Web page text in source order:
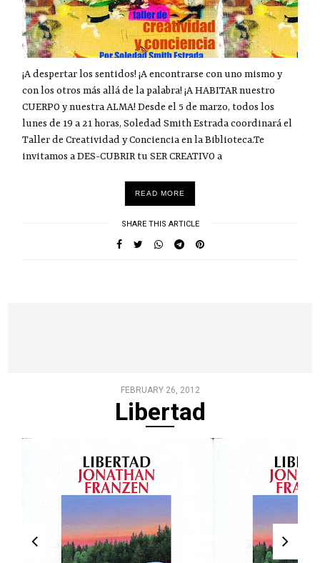
¡A despertar los sentidos! ¡A encontrarse con uno mismo y
con los otros más allá de la palabra! ¡A HABITAR nuestro
CUERPO y nuestra ALMA! Desde el 5 de marzo, todos los
lunes de 19 a 21 horas, Soledad Smith Estrada coordinará el
Taller de Creatividad y Conciencia en la Biblioteca.Te
invitamos a DES-CUBRIR tu SER CREATIVO a
READ MORE
SHARE THIS ARTICLE
FEBRUARY 26, 2012
Libertad